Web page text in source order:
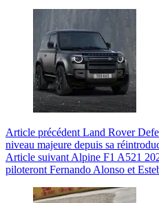
Article précédent Land Rover
niveau majeure depuis sa
Article suivant Alpine F1 A521
piloteront Fernando Alonso et